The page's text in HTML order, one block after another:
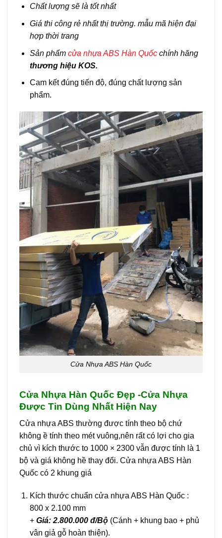
Chất lượng sẽ là tốt nhất
Giá thi công rẻ nhất thị trường. mẫu mã hiện đại
hợp thời trang
Sản phẩm cửa nhựa ABS Hàn Quốcchính hãng
thương hiệu KOS.
Cam kết đúng tiến độ, đúng chất lượng sản
phẩm.
Cửa Nhựa ABS Hàn Quốc
Cửa Nhựa Hàn Quốc Đẹp -Cửa Nhựa
Được Tin Dùng Nhất Hiện Nay
Cửa nhựa ABS thường được tính theo bộ chứ
không ề tính theo mét vuông,nên rất có lợi cho gia
chủ vì kích thước to 1000 × 2300 vẫn được tính là 1
bộ và giá không hề thay đổi. Cửa nhựa ABS Hàn
Quốc có 2 khung giá
Kích thước chuẩn cửa nhựa ABS Hàn Quốc :
800 x 2.100 mm
+ Giá: 2.800.000 đ/Bộ(Cánh + khung bao + phủ
vân giả gỗ hoàn thiện).